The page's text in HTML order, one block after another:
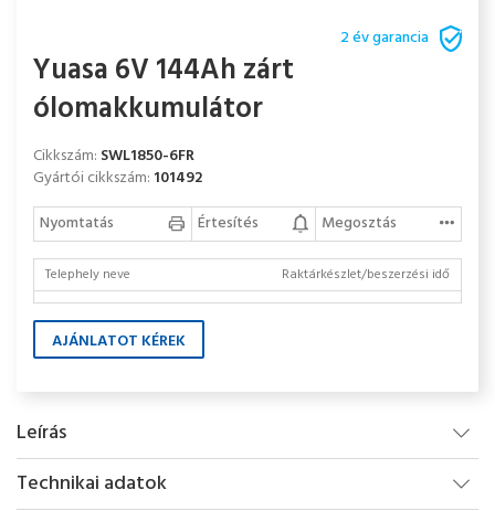
2 év garancia
Yuasa 6V 144Ah zárt
ólomakkumulátor
Cikkszám: SWL1850-6FR
Gyártói cikkszám: 101492
Nyomtatás
Értesítés Megosztás
Telephely neve Raktárkészlet/beszerzési idő
AJÁNLATOT KÉREK
Leírás
Technikai adatok